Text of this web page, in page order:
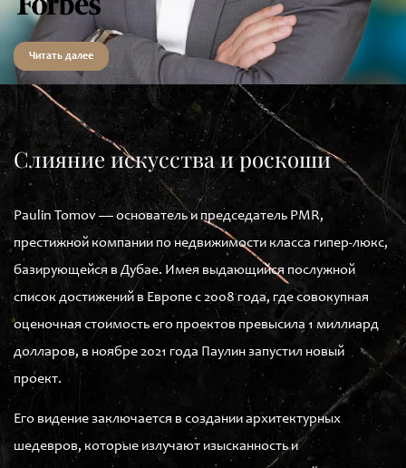
Читать далее
Слияние искусства и роскоши
Paulin Tomov — основатель и председатель PMR,
престижной компании по недвижимости класса гипер-люкс,
базирующейся в Дубае. Имея выдающийся послужной
список достижений в Европе с 2008 года, где совокупная
оценочная стоимость его проектов превысила 1 миллиард
долларов, в ноябре 2021 года Паулин запустил новый
проект.
Его видение заключается в создании архитектурных
шедевров, которые излучают изысканность и